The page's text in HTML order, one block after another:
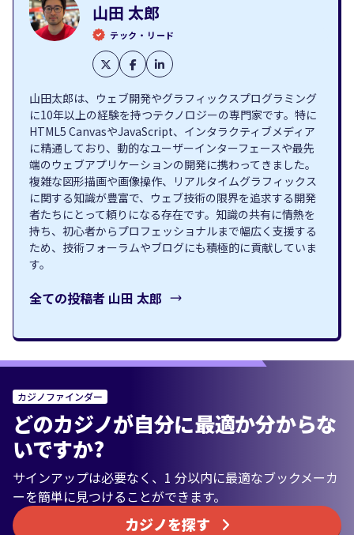
山田 太郎
テック・リード
山田太郎は、ウェブ開発やグラフィックスプログラミング
に10年以上の経験を持つテクノロジーの専門家です。特に
HTML5 CanvasやJavaScript、インタラクティブメディア
に精通しており、動的なユーザーインターフェースや最先
端のウェブアプリケーションの開発に携わってきました。
複雑な図形描画や画像操作、リアルタイムグラフィックス
に関する知識が豊富で、ウェブ技術の限界を追求する開発
者たちにとって頼りになる存在です。知識の共有に情熱を
持ち、初心者からプロフェッショナルまで幅広く支援する
ため、技術フォーラムやブログにも積極的に貢献していま
す。
全ての投稿者 山田 太郎
カジノファインダー
どのカジノが自分に最適か分からな
いですか?
サインアップは必要なく、1 分以内に最適なブックメーカ
ーを簡単に見つけることができます。
カジノを探す